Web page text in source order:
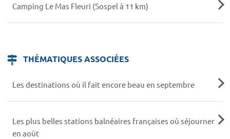
Camping Le Mas Fleuri (Sospel à 11 km)
THÉMATIQUES ASSOCIÉES
Les destinations où il fait encore beau en septembre
Les plus belles stations balnéaires françaises où séjourner
en août